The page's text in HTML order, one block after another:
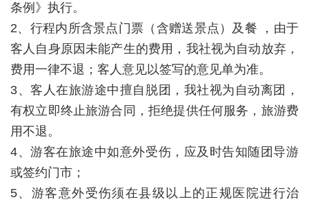
条例》执行。
2、行程内所含景点门票（含赠送景点）及餐 ，由于
客人自身原因未能产生的费用，我社视为自动放弃，
费用一律不退；客人意见以签写的意见单为准。
3、客人在旅游途中擅自脱团，我社视为自动离团，
有权立即终止旅游合同，拒绝提供任何服务，旅游费
用不退。
4、游客在旅途中如意外受伤，应及时告知随团导游
或签约门市；
5、游客意外受伤须在县级以上的正规医院进行治